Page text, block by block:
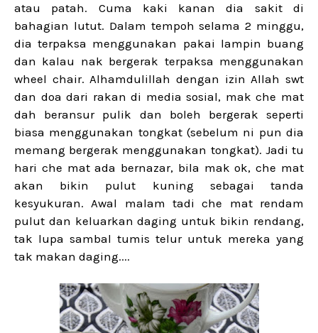
atau patah. Cuma kaki kanan dia sakit di
bahagian lutut. Dalam tempoh selama 2 minggu,
dia terpaksa menggunakan pakai lampin buang
dan kalau nak bergerak terpaksa menggunakan
wheel chair. Alhamdulillah dengan izin Allah swt
dan doa dari rakan di media sosial, mak che mat
dah beransur pulik dan boleh bergerak seperti
biasa menggunakan tongkat (sebelum ni pun dia
memang bergerak menggunakan tongkat). Jadi tu
hari che mat ada bernazar, bila mak ok, che mat
akan bikin pulut kuning sebagai tanda
kesyukuran. Awal malam tadi che mat rendam
pulut dan keluarkan daging untuk bikin rendang,
tak lupa sambal tumis telur untuk mereka yang
tak makan daging....